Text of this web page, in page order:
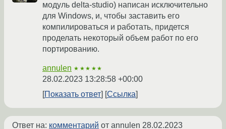
модуль delta-studio) написан исключительно
для Windows, и, чтобы заставить его
компилироваться и работать, придется
проделать некоторый объем работ по его
портированию.
annulen ★★★★★
28.02.2023 13:28:58 +00:00
Показать ответ
Ссылка
Ответ на: комментарий от annulen 28.02.2023